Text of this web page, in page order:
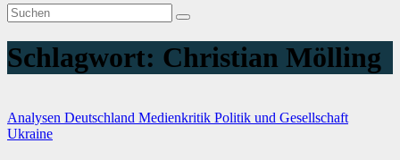
Schlagwort: Christian Mölling
Analysen Deutschland Medienkritik Politik und Gesellschaft
Ukraine